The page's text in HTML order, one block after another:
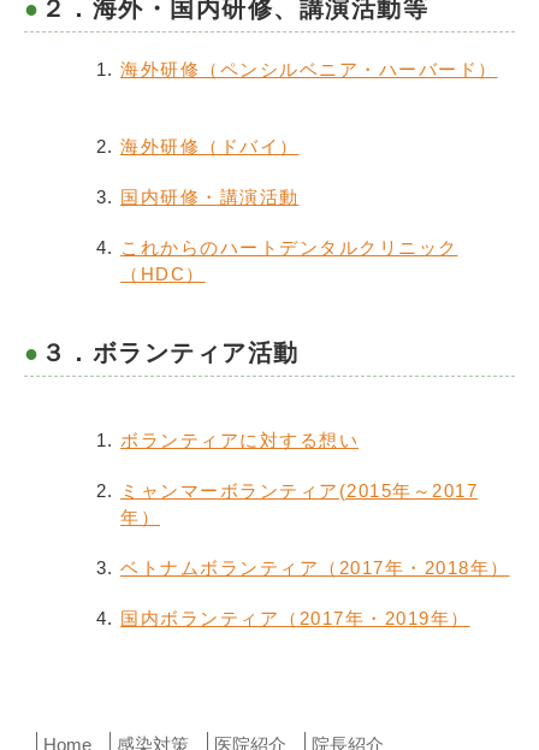
２．海外・国内研修、講演活動等
海外研修（ペンシルベニア・ハーバード）
海外研修（ドバイ）
国内研修・講演活動
これからのハートデンタルクリニック
（HDC）
３．ボランティア活動
ボランティアに対する想い
ミャンマーボランティア(2015年～2017
年）
ベトナムボランティア（2017年・2018年）
国内ボランティア（2017年・2019年）
Home 感染対策 医院紹介
院長紹介